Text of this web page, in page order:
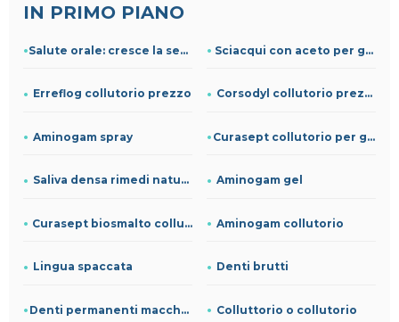
IN PRIMO PIANO
Salute orale: cresce la sensibilizzazione verso prevenzione Sciacqui con aceto per gengive
Erreflog collutorio prezzo Corsodyl collutorio prezzo
Aminogam spray Curasept collutorio per gengive infiammate
Saliva densa rimedi naturali Aminogam gel
Curasept biosmalto collutorio Aminogam collutorio
Lingua spaccata Denti brutti
Denti permanenti macchiati nei bambini Colluttorio o collutorio